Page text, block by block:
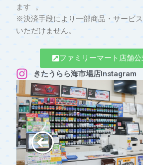
ます 。
※決済手段により一部商品・サービ
いただけません。
ファミリーマート店舗
きたうらら海市場店Instagram